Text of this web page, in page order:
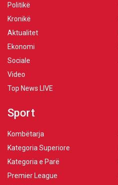
Politikë
Kronikë
Aktualitet
Ekonomi
Sociale
Video
Top News LIVE
Sport
Kombëtarja
Kategoria Superiore
Kategoria e Parë
Premier League